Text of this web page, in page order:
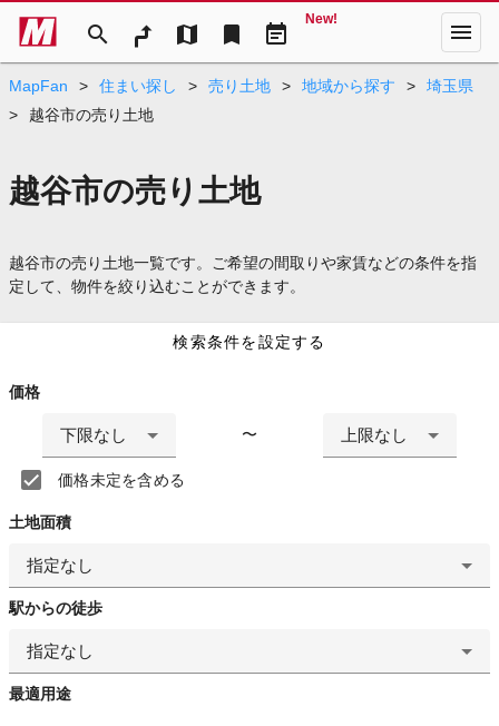
search map bookmark event_note
New! menu
MapFan > 住まい探し > 売り土地 > 地域から探す >
埼玉県
>
越谷市の売り土地
越谷市の売り土地
越谷市の売り土地一覧です。ご希望の間取りや家賃などの条件を指
定して、物件を絞り込むことができます。
検索条件を設定する
価格
下限なし 〜 上限なし
価格未定を含める
土地面積
指定なし
駅からの徒歩
指定なし
最適用途